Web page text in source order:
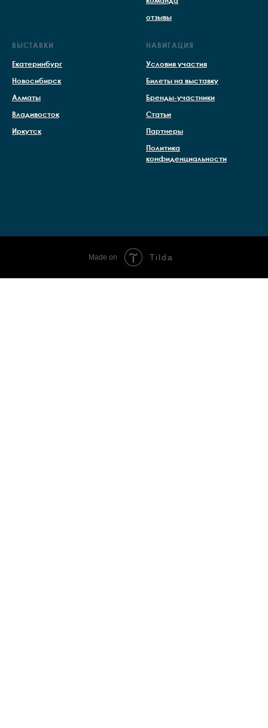
отзывы
ВЫСТАВКИ
Екатеринбург
Новосибирск
Алматы
Владивосток
Иркутск
НАВИГАЦИЯ
Условия участия
Билеты на выставку
Бренды-участники
Статьи
Партнеры
Политика
конфиденциальности
Made on Tilda